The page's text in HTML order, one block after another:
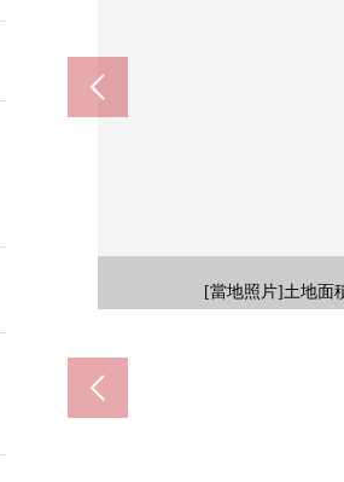
[當地照片]土地面
[地形圖]西南
[前面
6名
7-岡岡